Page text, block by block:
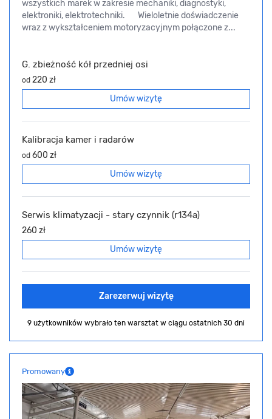
wszystkich marek w zakresie mechaniki, diagnostyki,
elektroniki, elektrotechniki. Wieloletnie doświadczenie
wraz z wykształceniem motoryzacyjnym połączone z...
G. zbieżność kół przedniej osi
od 220 zł
Umów wizytę
Kalibracja kamer i radarów
od 600 zł
Umów wizytę
Serwis klimatyzacji - stary czynnik (r134a)
260 zł
Umów wizytę
Zarezerwuj wizytę
9 użytkowników wybrało ten warsztat w ciągu ostatnich 30 dni
Promowany